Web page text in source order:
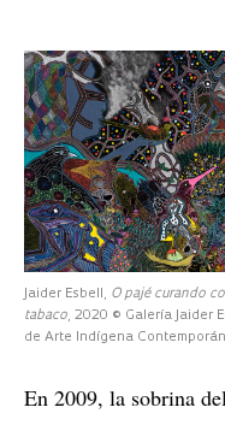
Jaider Esbell, O pajé curando
tabaco , 2020 © Galería Jaider
de Arte Indígena
En 2009, la sobrina